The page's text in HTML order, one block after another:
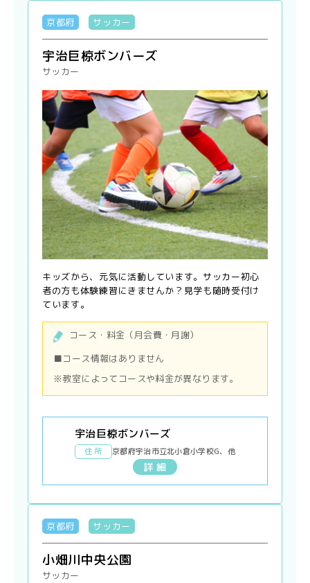
京都府 サッカー
宇治巨椋ボンバーズ
サッカー
キッズから、元気に活動しています。サッカー初心
者の方も体験練習にきませんか？見学も随時受付け
ています。
コース・料金（月会費・月謝）
■コース情報はありません
※教室によってコースや料金が異なります。
宇治巨椋ボンバーズ
住 所 京都府宇治市立北小倉小学校G、他
詳 細
京都府 サッカー
小畑川中央公園
サッカー